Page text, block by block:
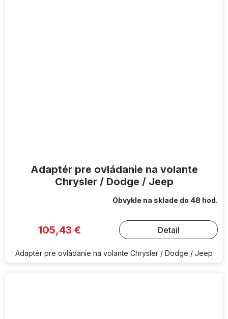
Adaptér pre ovládanie na volante
Chrysler / Dodge / Jeep
Obvykle na sklade do 48 hod.
105,43 € Detail
Adaptér pre ovládanie na volante Chrysler / Dodge / Jeep